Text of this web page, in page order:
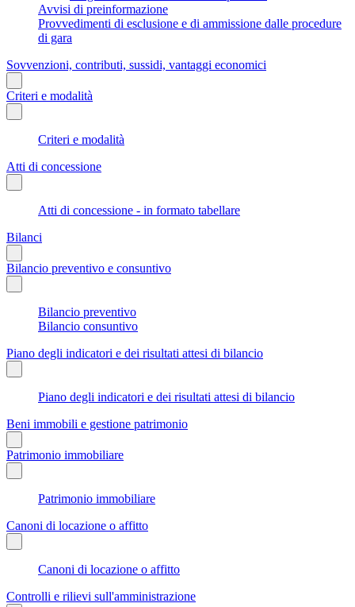
Avvisi di preinformazione
Provvedimenti di esclusione e di ammissione dalle procedure
di gara
Sovvenzioni, contributi, sussidi, vantaggi economici
Criteri e modalità
Criteri e modalità
Atti di concessione
Atti di concessione - in formato tabellare
Bilanci
Bilancio preventivo e consuntivo
Bilancio preventivo
Bilancio consuntivo
Piano degli indicatori e dei risultati attesi di bilancio
Piano degli indicatori e dei risultati attesi di bilancio
Beni immobili e gestione patrimonio
Patrimonio immobiliare
Patrimonio immobiliare
Canoni di locazione o affitto
Canoni di locazione o affitto
Controlli e rilievi sull'amministrazione